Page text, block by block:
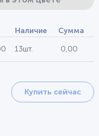
Наличие Сумма
13шт. 0,00
Купить сейчас